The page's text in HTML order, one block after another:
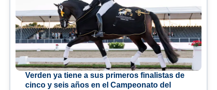
Verden ya tiene a sus primeros finalistas de
cinco y seis años en el Campeonato del